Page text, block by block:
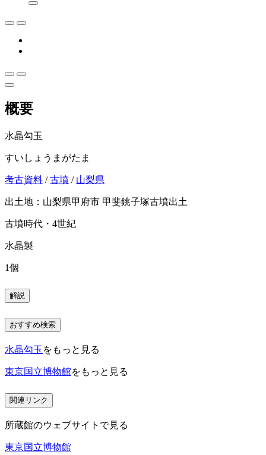
概要
水晶勾玉
すいしょうまがたま
考古資料 /古墳 / 山梨県
出土地：山梨県甲府市 甲斐銚子塚古墳出土
古墳時代・4世紀
水晶製
1個
解説
おすすめ検索
水晶勾玉 をもっと見る
東京国立博物館をもっと見る
関連リンク
所蔵館のウェブサイトで見る
東京国立博物館